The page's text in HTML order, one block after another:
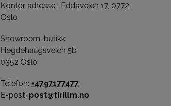
Kontor adresse : Eddaveien 17, 0772
Oslo
Showroom-butikk:
Hegdehaugsveien 5b
0352 Oslo
Telefon: +4797177477
E-post: post@tirillm.no